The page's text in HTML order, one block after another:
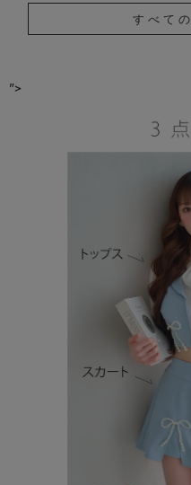
すべて
">